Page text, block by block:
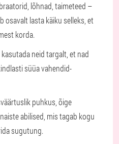
lõhnad, taimeteed –
osavalt lasta käiku selleks, et
korda.
neid targalt, et nad
süüa vahendid-
puhkus, õige
abilised, mis tagab kogu
sugutung.